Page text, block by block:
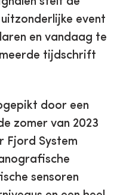
event
en vandaag te
tijdschrift
door een
zomer van 2023
Fjord System
sensoren